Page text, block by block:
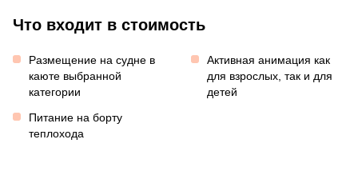
Что входит в стоимость
Размещение на судне в
каюте выбранной
категории
Активная анимация как
для взрослых, так и для
детей
Питание на борту
теплохода